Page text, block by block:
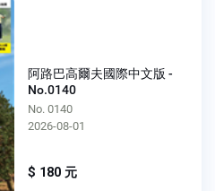
阿路巴高爾夫國際中文版 -
No.0140
No. 0140
2026-08-01
$ 180 元